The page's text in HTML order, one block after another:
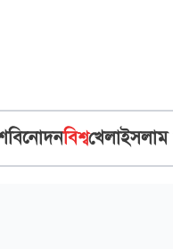
বিনোদনবিশ্বখেলা